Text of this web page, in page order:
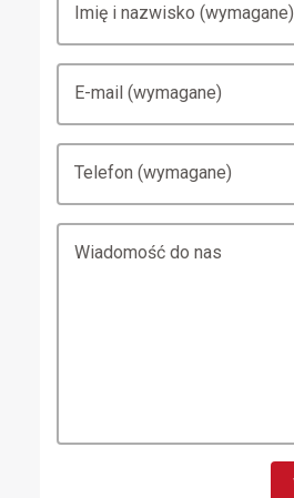
Imię i nazwisko (wymagane)
E-mail (wymagane)
Telefon (wymagane)
Wiadomość do nas